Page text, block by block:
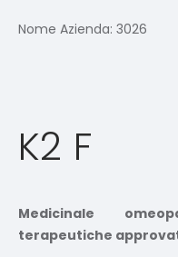
Nome Azienda: 3026
K2 F
Medicinale
terapeutiche